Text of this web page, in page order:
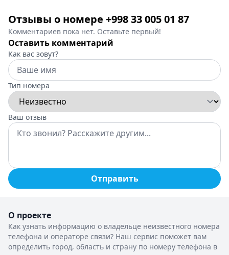
Отзывы о номере +998 33 005 01 87
Комментариев пока нет. Оставьте первый!
Оставить комментарий
Как вас зовут?
Тип номера
Ваш отзыв
Отправить
О проекте
Как узнать информацию о владельце неизвестного номера
телефона и операторе связи? Наш сервис поможет вам
определить город, область и страну по номеру телефона в